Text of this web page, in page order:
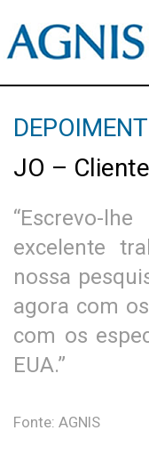
JO –
“Escrevo-
excelente
nossa
agora com
com os
EUA.”
Fonte: AGNIS